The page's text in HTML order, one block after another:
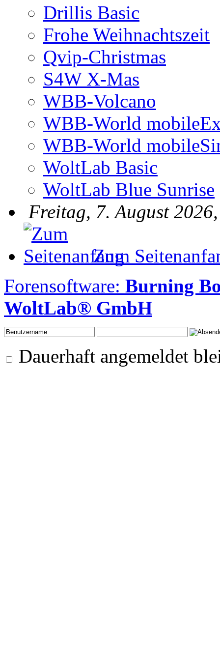
Drillis Basic
Frohe Weihnachtszeit
Qvip-Christmas
S4W X-Mas
WBB-Volcano
WBB-World
WBB-World
WoltLab Basic
WoltLab Blue Sunrise
Freitag, 7. August
Zum
Forensoftware: Burning
WoltLab® GmbH
Dauerhaft angemeldet